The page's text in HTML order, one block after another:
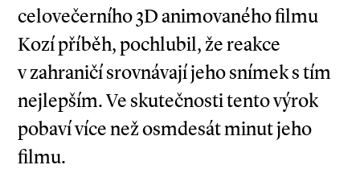
celovečerního 3D animovaného filmu
Kozí příběh, pochlubil, že reakce
v zahraničí srovnávají jeho snímek s tím
nejlepším. Ve skutečnosti tento výrok
pobaví více než osmdesát minut jeho
filmu.